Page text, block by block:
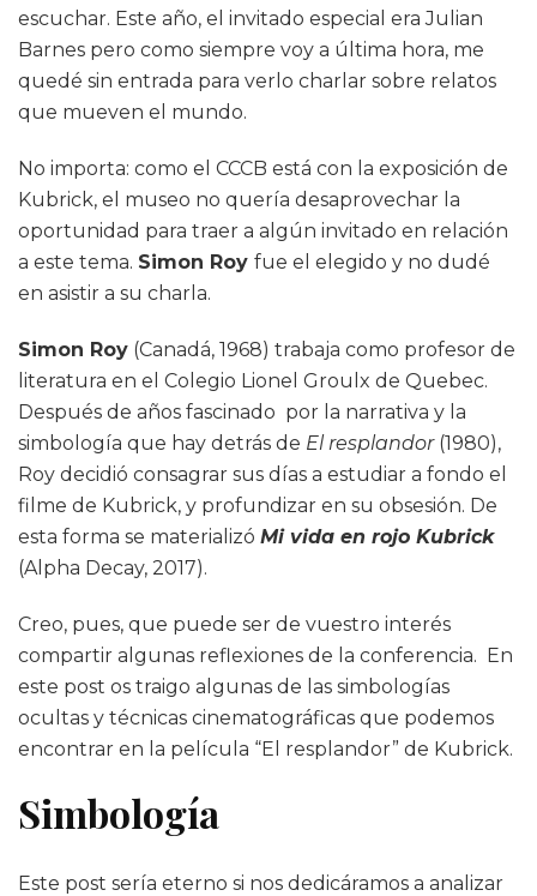
escuchar. Este año, el invitado especial era Julian
Barnes pero como siempre voy a última hora, me
quedé sin entrada para verlo charlar sobre relatos
que mueven el mundo.
No importa: como el CCCB está con la exposición de
Kubrick, el museo no quería desaprovechar la
oportunidad para traer a algún invitado en relación
a este tema. Simon Roy fue el elegido y no dudé
en asistir a su charla.
Simon Roy (Canadá, 1968) trabaja como profesor de
literatura en el Colegio Lionel Groulx de Quebec.
Después de años fascinado por la narrativa y la
simbología que hay detrás de El resplandor(1980),
Roy decidió consagrar sus días a estudiar a fondo el
filme de Kubrick, y profundizar en su obsesión. De
esta forma se materializó Mi vida en rojo Kubrick
(Alpha Decay, 2017).
Creo, pues, que puede ser de vuestro interés
compartir algunas reflexiones de la conferencia. En
este post os traigo algunas de las simbologías
ocultas y técnicas cinematográficas que podemos
encontrar en la película “El resplandor” de Kubrick.
Simbología
Este post sería eterno si nos dedicáramos a analizar